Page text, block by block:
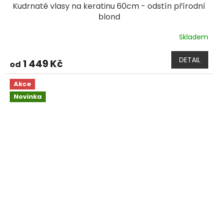
Kudrnaté vlasy na keratinu 60cm - odstín přírodní
blond
Skladem
od 1 449 Kč DETAIL
Akce
Novinka